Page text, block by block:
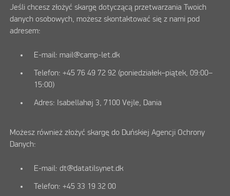
Jeśli chcesz złożyć skargę dotyczącą przetwarzania Twoich
danych osobowych, możesz skontaktować się z nami pod
adresem:
E-mail: mail@camp-let.dk
Telefon: +45 76 49 72 92 (poniedziałek–piątek, 09:00–
15:00)
Adres: Isabellahøj 3, 7100 Vejle, Dania
Możesz również złożyć skargę do Duńskiej Agencji Ochrony
Danych:
E-mail: dt@datatilsynet.dk
Telefon: +45 33 19 32 00